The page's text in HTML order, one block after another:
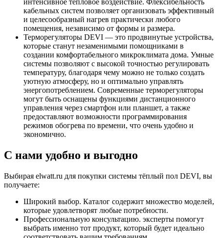
интенсивное тепловое воздействие. Флексибельность
кабельных систем позволяет организовать эффективный
и целесообразный нагрев практически любого
помещения, независимо от формы и размера.
Терморегуляторы DEVI — это продвинутые устройства,
которые станут незаменимыми помощниками в
создании комфортабельного микроклимата дома. Умные
системы позволяют с высокой точностью регулировать
температуру, благодаря чему можно не только создать
уютную атмосферу, но и оптимально управлять
энергопотреблением. Современные терморегуляторы
могут быть оснащены функциями дистанционного
управления через смартфон или планшет, а также
предоставляют возможности программирования
режимов обогрева по времени, что очень удобно и
экономично.
С нами удобно и выгодно
Выбирая elwatt.ru для покупки системы тёплый пол DEVI, вы
получаете:
Широкий выбор. Каталог содержит множество моделей,
которые удовлетворят любые потребности.
Профессиональную консультацию. эксперты помогут
выбрать именно тот продукт, который будет идеально